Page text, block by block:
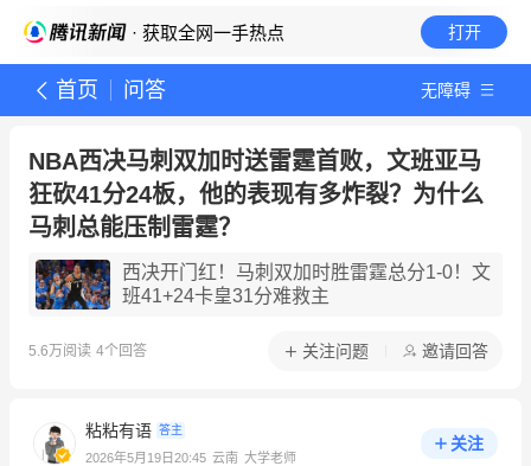
· 获取全网一手热点 打开
首页 问答 无障碍
NBA西决马刺双加时送雷霆首败，文班亚马
狂砍41分24板，他的表现有多炸裂？为什么
马刺总能压制雷霆？
西决开门红！马刺双加时胜雷霆总分1-0！文
班41+24卡皇31分难救主
5.6万阅读 4个回答 关注问题 邀请回答
粘粘有语 答主
2026年5月19日20:45 云南 大学老师
关注